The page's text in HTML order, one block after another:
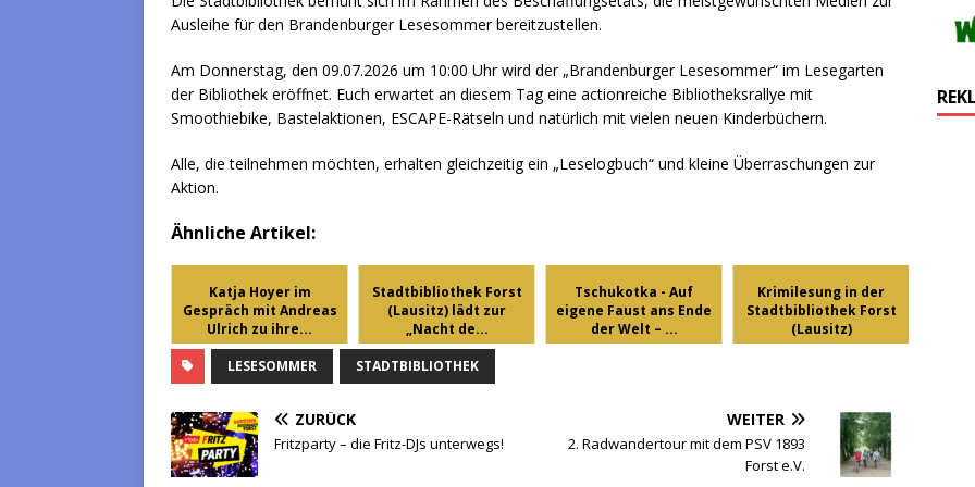
Ausleihe für den Brandenburger Lesesommer bereitzustellen.
Am Donnerstag, den 09.07.2026 um 10:00 Uhr wird der „Brandenburger Lesesommer“ im Lesegarten
der Bibliothek eröffnet. Euch erwartet an diesem Tag eine actionreiche Bibliotheksrallye mit
Smoothiebike, Bastelaktionen, ESCAPE-Rätseln und natürlich mit vielen neuen Kinderbüchern.
Alle, die teilnehmen möchten, erhalten gleichzeitig ein „Leselogbuch“ und kleine Überraschungen zur
Aktion.
Ähnliche Artikel:
Katja Hoyer im
Gespräch mit Andreas
Ulrich zu ihre...
Stadtbibliothek Forst
(Lausitz) lädt zur
„Nacht de...
Tschukotka - Auf
eigene Faust ans Ende
der Welt – ...
Krimilesung in der
Stadtbibliothek Forst
(Lausitz)
LESESOMMER
STADTBIBLIOTHEK
ZURÜCK
Fritzparty – die Fritz-DJs unterwegs!
WEITER
2. Radwandertour mit dem PSV 1893
Forst e.V.